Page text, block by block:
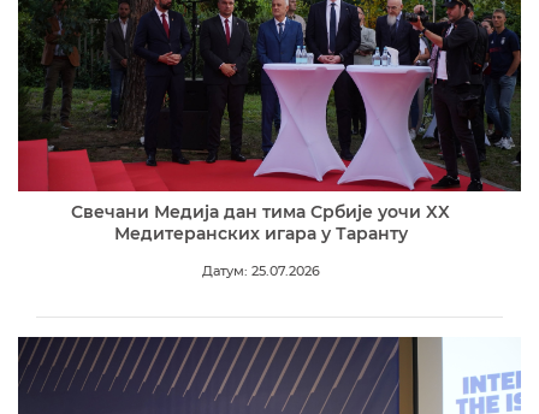
Свечани Медија дан тима Србије уочи XX
Медитеранских игара у Таранту
Датум: 25.07.2026